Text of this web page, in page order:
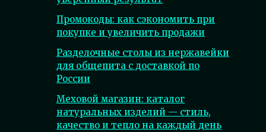
Промокоды: как сэкономить при
покупке и увеличить продажи
Разделочные столы из нержавейки
для общепита с доставкой по
России
Меховой магазин: каталог
натуральных изделий — стиль,
качество и тепло на каждый день